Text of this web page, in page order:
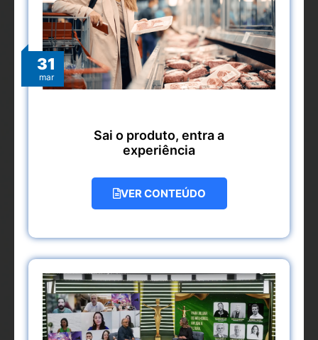
31
mar
Sai o produto, entra a
experiência
VER CONTEÚDO